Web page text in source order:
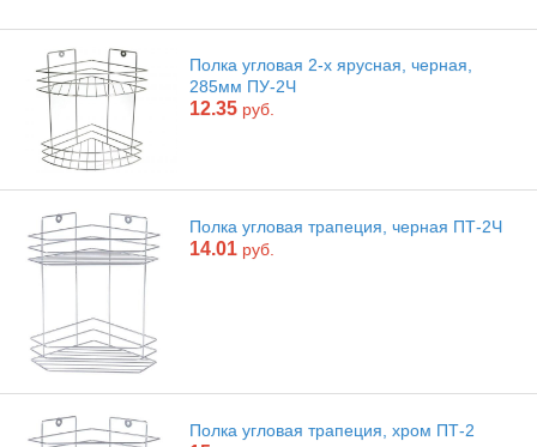
Полка угловая 2-х ярусная, черная,
285мм ПУ-2Ч
12.35 руб.
Полка угловая трапеция, черная ПТ-2Ч
14.01 руб.
Полка угловая трапеция, хром ПТ-2